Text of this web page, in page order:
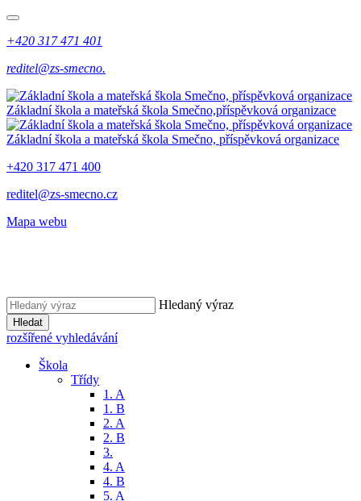
+420 317 471 401
reditel@zs-smecno.
Základní škola a mateřská škola Smečno,příspěvková organizace
Základní škola a mateřská škola Smečno, příspěvková organizace
+420 317 471 400
reditel@zs-smecno.cz
Mapa webu
Hledaný výraz
Hledat
rozšířené vyhledávání
Škola
Třídy
1. A
1. B
2. A
2. B
3.
4. A
4. B
5. A